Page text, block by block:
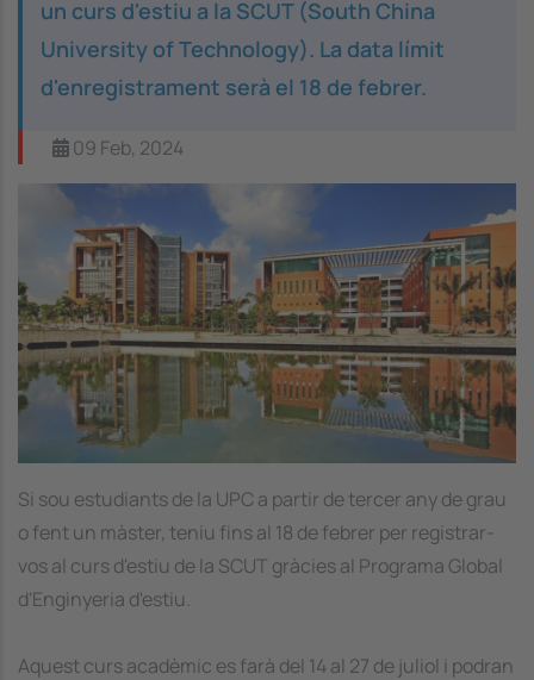
un curs d'estiu a la SCUT (South China
University of Technology). La data límit
d'enregistrament serà el 18 de febrer.
09 Feb, 2024
Image
Si sou estudiants de la UPC a partir de tercer any de grau
o fent un màster, teniu fins al 18 de febrer per registrar-
vos al curs d'estiu de la SCUT gràcies al Programa Global
d'Enginyeria d'estiu.
Aquest curs acadèmic es farà del 14 al 27 de juliol i podran